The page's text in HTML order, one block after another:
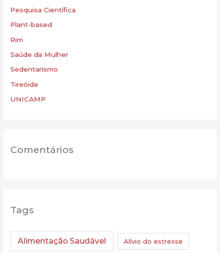
Pesquisa Científica
Plant-based
Rim
Saúde da Mulher
Sedentarismo
Tireóide
UNICAMP
Comentários
Tags
Alimentação Saudável Alívio do estresse